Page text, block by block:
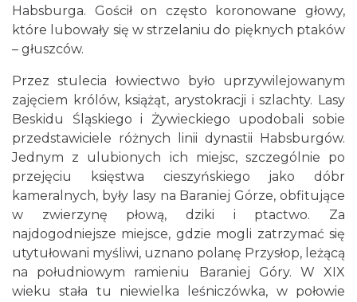
Habsburga. Gościł on często koronowane głowy,
które lubowały się w strzelaniu do pięknych ptaków
– głuszców.
Przez stulecia łowiectwo było uprzywilejowanym
zajęciem królów, książąt, arystokracji i szlachty. Lasy
Beskidu Śląskiego i Żywieckiego upodobali sobie
przedstawiciele różnych linii dynastii Habsburgów.
Jednym z ulubionych ich miejsc, szczególnie po
przejęciu księstwa cieszyńskiego jako dóbr
kameralnych, były lasy na Baraniej Górze, obfitujące
w zwierzynę płową, dziki i ptactwo. Za
najdogodniejsze miejsce, gdzie mogli zatrzymać się
utytułowani myśliwi, uznano polanę Przysłop, leżącą
na południowym ramieniu Baraniej Góry. W XIX
wieku stała tu niewielka leśniczówka, w połowie